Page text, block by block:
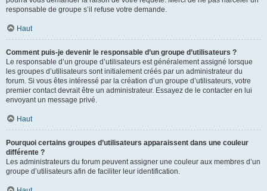
responsable de groupe s’il refuse votre demande.
Haut
Comment puis-je devenir le responsable d’un groupe d’utilisateurs ?
Le responsable d’un groupe d’utilisateurs est généralement assigné lorsque
les groupes d’utilisateurs sont initialement créés par un administrateur du
forum. Si vous êtes intéressé par la création d’un groupe d’utilisateurs, votre
premier contact devrait être un administrateur. Essayez de le contacter en lui
envoyant un message privé.
Haut
Pourquoi certains groupes d’utilisateurs apparaissent dans une couleur
différente ?
Les administrateurs du forum peuvent assigner une couleur aux membres d’un
groupe d’utilisateurs afin de faciliter leur identification.